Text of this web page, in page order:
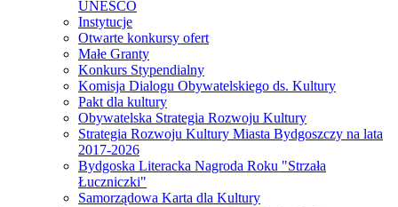
UNESCO
Instytucje
Otwarte konkursy ofert
Małe Granty
Konkurs Stypendialny
Komisja Dialogu Obywatelskiego ds. Kultury
Pakt dla kultury
Obywatelska Strategia Rozwoju Kultury
Strategia Rozwoju Kultury Miasta Bydgoszczy na lata
2017-2026
Bydgoska Literacka Nagroda Roku "Strzała
Łuczniczki"
Samorządowa Karta dla Kultury